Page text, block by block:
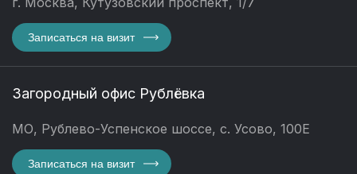
Записаться на визит
Загородный офис Рублёвка
МО, Рублево-Успенское шоссе, с. Усово, 100Е
Записаться на визит